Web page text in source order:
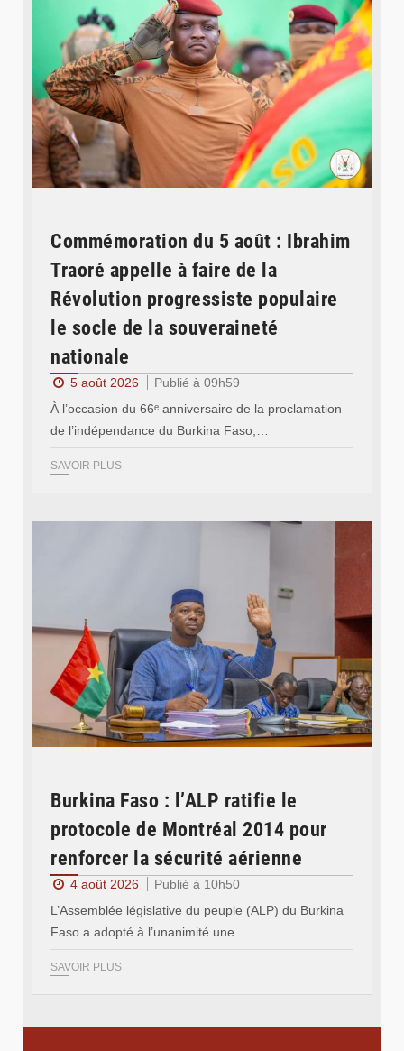
Commémoration du 5 août : Ibrahim
Traoré appelle à faire de la
Révolution progressiste populaire
le socle de la souveraineté
nationale
5 août 2026
Publié à 09h59
À l’occasion du 66ᵉ anniversaire de la proclamation
de l’indépendance du Burkina Faso,…
SAVOIR PLUS
Burkina Faso : l’ALP ratifie le
protocole de Montréal 2014 pour
renforcer la sécurité aérienne
4 août 2026
Publié à 10h50
L’Assemblée législative du peuple (ALP) du Burkina
Faso a adopté à l’unanimité une…
SAVOIR PLUS